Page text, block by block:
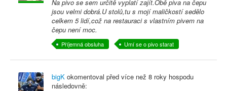
Na pivo se sem určitě vyplatí zajít.Obě piva na čepu
jsou velmi dobrá.U stolů,tu s mojí maličkostí sedělo
celkem 5 lidí,což na restauraci s vlastním pivem na
čepu není moc.
Příjemná obsluha Umí se o pivo starat
bigK okomentoval před více než 8 roky hospodu
následovně: